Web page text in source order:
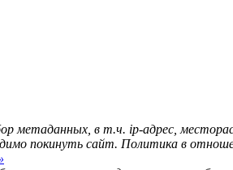
метаданных, в т.ч. ip-адрес,
покинуть сайт. Политика в